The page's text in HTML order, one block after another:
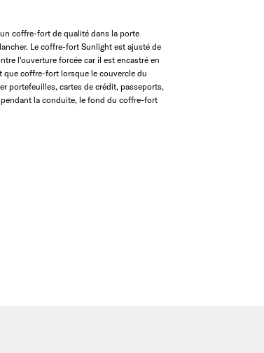
coffre-fort de qualité dans la porte
Le coffre-fort Sunlight est ajusté de
l'ouverture forcée car il est encastré en
coffre-fort lorsque le couvercle du
portefeuilles, cartes de crédit, passeports,
la conduite, le fond du coffre-fort